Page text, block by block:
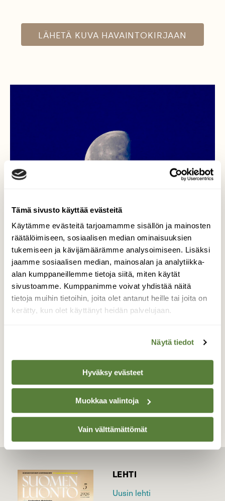
Tämä sivusto käyttää evästeitä
Käytämme evästeitä tarjoamamme sisällön ja mainosten
räätälöimiseen, sosiaalisen median ominaisuuksien
tukemiseen ja kävijämäärämme analysoimiseen. Lisäksi
jaamme sosiaalisen median, mainosalan ja analytiikka-
alan kumppaneillemme tietoja siitä, miten käytät
sivustoamme. Kumppanimme voivat yhdistää näitä
tietoja muihin tietoihin, joita olet antanut heille tai joita on
kerätty, kun olet käyttänyt heidän palvelujaan.
Näytä tiedot
Hyväksy evästeet
Muokkaa valintoja
Vain välttämättömät
LÄHETÄ KUVA HAVAINTOKIRJAAN
Aamuyö
Aamuyö kuun loisteessa. Lieto 14.12
TAKAISIN LISTAAN
LEHTI
Uusin lehti